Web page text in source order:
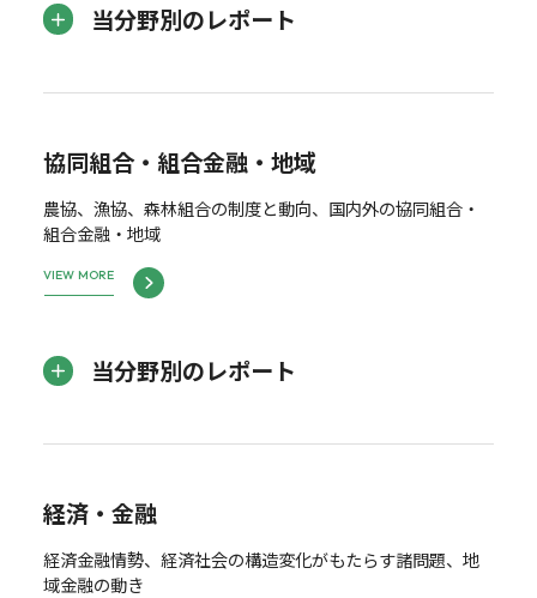
当分野別のレポート
協同組合・組合金融・地域
農協、漁協、森林組合の制度と動向、国内外の協同組合・
組合金融・地域
VIEW MORE
当分野別のレポート
経済・金融
経済金融情勢、経済社会の構造変化がもたらす諸問題、地
域金融の動き